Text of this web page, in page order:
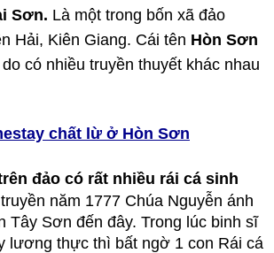
Sơn. Là một trong bốn xã đảo
Hải, Kiên Giang. Cái tên Hòn Sơn
có nhiều truyền thuyết khác nhau
chất lừ ở Hòn Sơn
đảo có rất nhiều rái cá sinh
năm 1777 Chúa Nguyễn ánh
Tây Sơn đến đây. Trong lúc binh sĩ
lương thực thì bất ngờ 1 con Rái cá